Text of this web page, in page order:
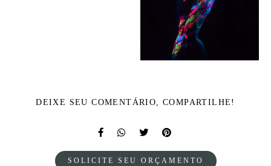
DEIXE SEU COMENTÁRIO, COMPARTILHE!
SOLICITE SEU ORÇAMENTO